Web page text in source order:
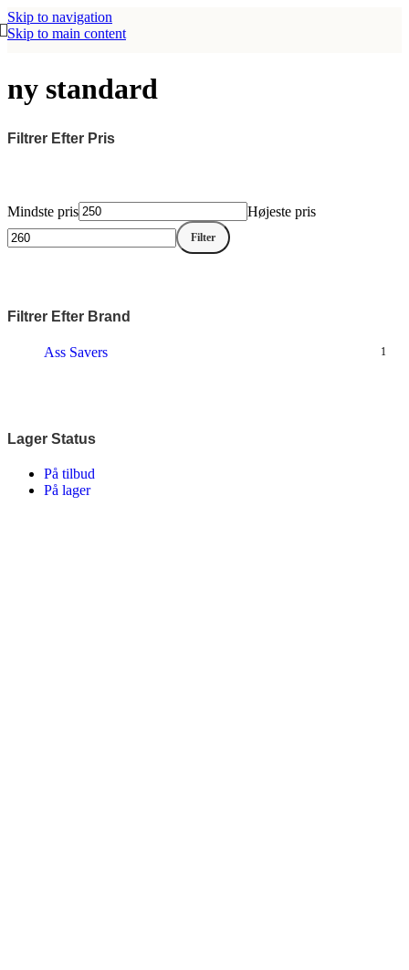
Skip to navigation
Skip to main content
ny standard
Filtrer Efter Pris
Mindste pris Højeste pris
Filter
Filtrer Efter Brand
Ass Savers 1
Lager Status
På tilbud
På lager